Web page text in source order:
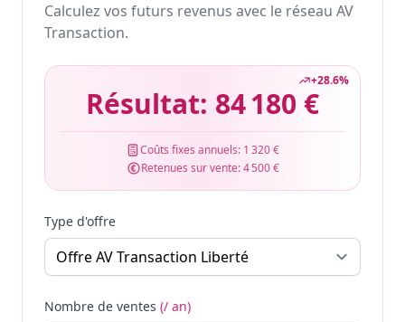
Calculez vos futurs revenus avec le réseau AV
Transaction.
+28.6%
Résultat: 84 180 €
Coûts fixes annuels: 1 320 €
Retenues sur vente:4 500 €
Type d'offre
Nombre de ventes (/ an)